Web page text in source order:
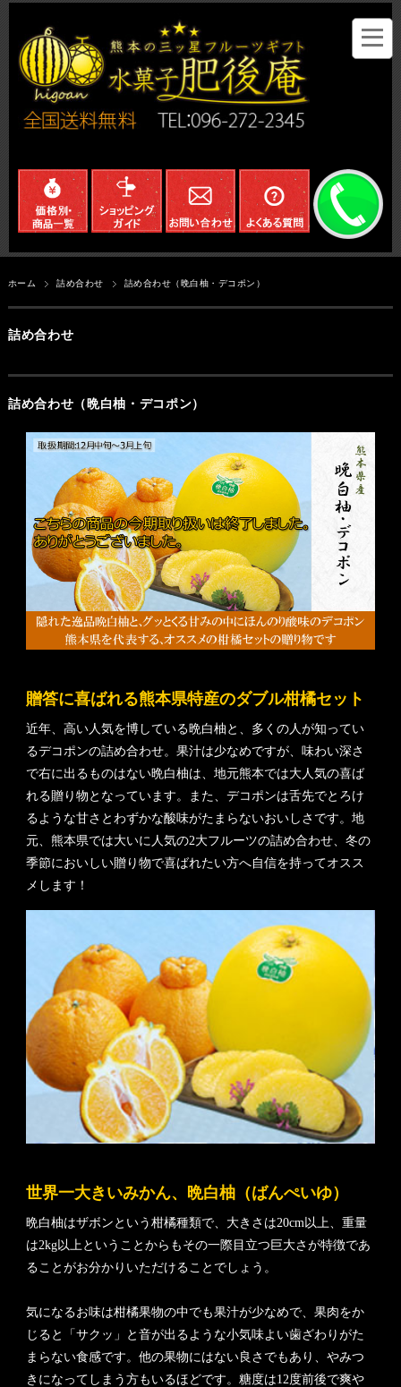
ホーム 詰め合わせ 詰め合わせ（晩白柚・デコポン）
詰め合わせ
詰め合わせ（晩白柚・デコポン）
贈答に喜ばれる熊本県特産のダブル柑橘セット
近年、高い人気を博している晩白柚と、多くの人が知ってい
るデコポンの詰め合わせ。果汁は少なめですが、味わい深さ
で右に出るものはない晩白柚は、地元熊本では大人気の喜ば
れる贈り物となっています。また、デコポンは舌先でとろけ
るような甘さとわずかな酸味がたまらないおいしさです。地
元、熊本県では大いに人気の2大フルーツの詰め合わせ、冬の
季節においしい贈り物で喜ばれたい方へ自信を持ってオスス
メします！
世界一大きいみかん、晩白柚（ばんぺいゆ）
晩白柚はザボンという柑橘種類で、大きさは20cm以上、重量
は2kg以上ということからもその一際目立つ巨大さが特徴であ
ることがお分かりいただけることでしょう。
気になるお味は柑橘果物の中でも果汁が少なめで、果肉をか
じると「サクッ」と音が出るような小気味よい歯ざわりがた
まらない食感です。他の果物にはない良さでもあり、やみつ
きになってしまう方もいるほどです。糖度は12度前後で爽や